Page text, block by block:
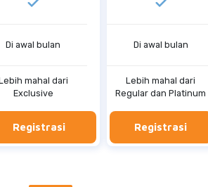
Di awal bulan
mahal dari
Exclusive
Registrasi
Di awal bulan
Lebih mahal dari
Regular dan Platinum
Registrasi